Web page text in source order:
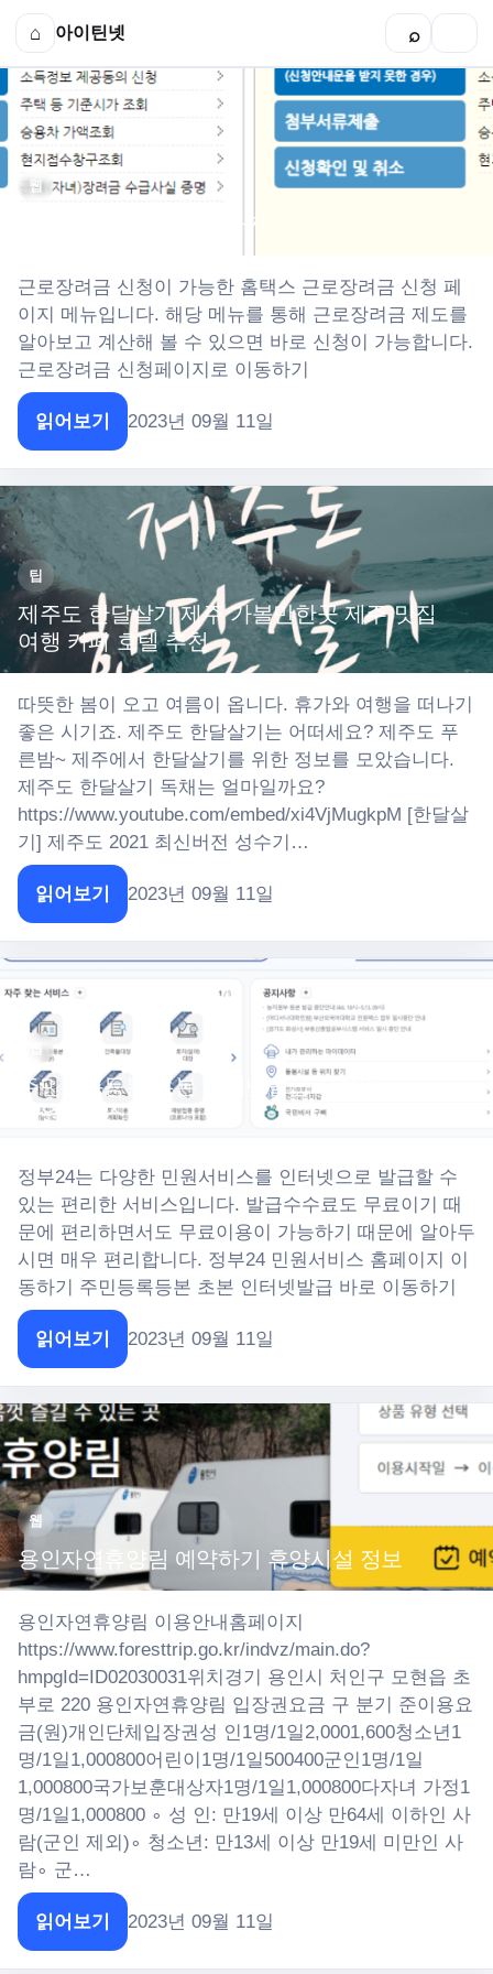
⌂ 아이틴넷 ⌕
웹
근로장려금 신청 바로가기
근로장려금 신청이 가능한 홈택스 근로장려금 신청 페
이지 메뉴입니다. 해당 메뉴를 통해 근로장려금 제도를
알아보고 계산해 볼 수 있으면 바로 신청이 가능합니다.
근로장려금 신청페이지로 이동하기
읽어보기 2023년 09월 11일
팁
제주도 한달살기 제주 가볼만한곳 제주 맛집
여행 카페 호텔 추천
따뜻한 봄이 오고 여름이 옵니다. 휴가와 여행을 떠나기
좋은 시기죠. 제주도 한달살기는 어떠세요? 제주도 푸
른밤~ 제주에서 한달살기를 위한 정보를 모았습니다.
제주도 한달살기 독채는 얼마일까요?
https://www.youtube.com/embed/xi4VjMugkpM [한달살
기] 제주도 2021 최신버전 성수기…
읽어보기 2023년 09월 11일
주민등록등본 초본 인터넷발급 정부24
민원서비스
정부24는 다양한 민원서비스를 인터넷으로 발급할 수
있는 편리한 서비스입니다. 발급수수료도 무료이기 때
문에 편리하면서도 무료이용이 가능하기 때문에 알아두
시면 매우 편리합니다. 정부24 민원서비스 홈페이지 이
동하기 주민등록등본 초본 인터넷발급 바로 이동하기
읽어보기 2023년 09월 11일
웹
용인자연휴양림 예약하기 휴양시설 정보
용인자연휴양림 이용안내홈페이지
https://www.foresttrip.go.kr/indvz/main.do?
hmpgId=ID02030031위치경기 용인시 처인구 모현읍 초
부로 220 용인자연휴양림 입장권요금 구 분기 준이용요
금(원)개인단체입장권성 인1명/1일2,0001,600청소년1
명/1일1,000800어린이1명/1일500400군인1명/1일
1,000800국가보훈대상자1명/1일1,000800다자녀 가정1
명/1일1,000800 ∘ 성 인: 만19세 이상 만64세 이하인 사
람(군인 제외)∘ 청소년: 만13세 이상 만19세 미만인 사
람∘ 군…
읽어보기 2023년 09월 11일